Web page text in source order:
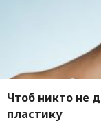
Чтоб никто не
пластику